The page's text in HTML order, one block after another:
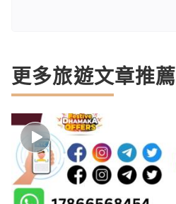
更多旅遊文章推薦